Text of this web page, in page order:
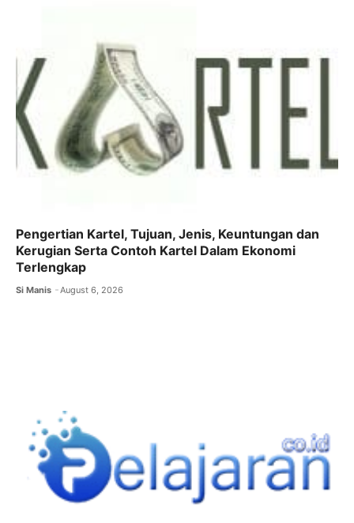
Pengertian Kartel, Tujuan, Jenis, Keuntungan dan
Kerugian Serta Contoh Kartel Dalam Ekonomi
Terlengkap
Si Manis August 6, 2026